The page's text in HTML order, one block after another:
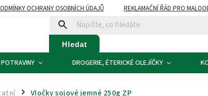
OCHRANY OSOBNÍCH ÚDAJŮ REKLAMAČNÍ ŘÁD PRO
KONTAKTY
Hledat
POTRAVINY DROGERIE, ÉTERICKÉ OLEJÍČKY
Vločky sojové jemné 250g ZP